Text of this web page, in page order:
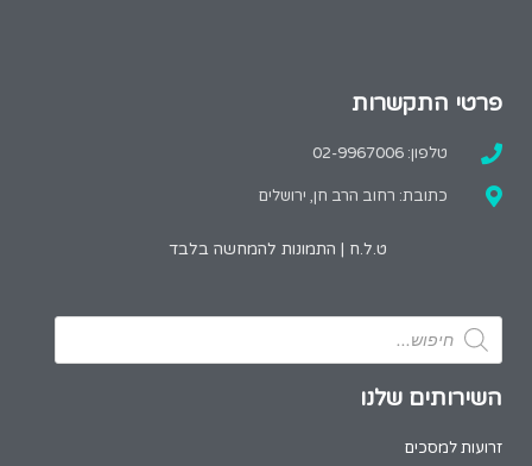
פרטי התקשרות
טלפון: 02-9967006
כתובת: רחוב הרב חן, ירושלים
ט.ל.ח | התמונות להמחשה בלבד
השירותים שלנו
זרועות למסכים